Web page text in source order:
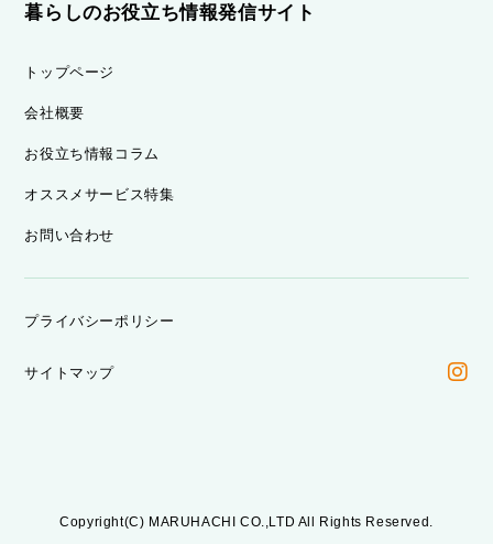
暮らしのお役立ち情報発信サイト
トップページ
会社概要
お役立ち情報コラム
オススメサービス特集
お問い合わせ
プライバシーポリシー
サイトマップ
Copyright(C) MARUHACHI CO.,LTD All Rights Reserved.